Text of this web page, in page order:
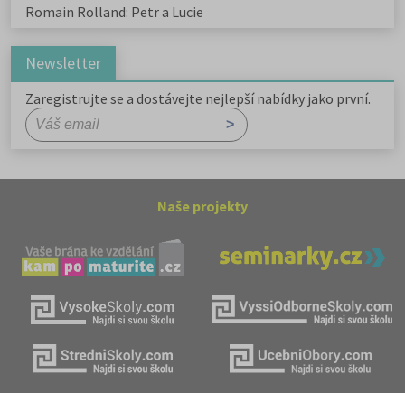
Romain Rolland: Petr a Lucie
Newsletter
Zaregistrujte se a dostávejte nejlepší nabídky jako první.
Naše projekty